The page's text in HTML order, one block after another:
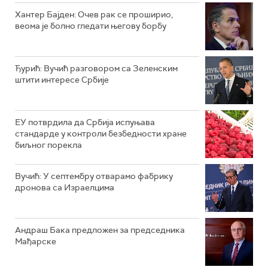
Хантер Бајден: Очев рак се проширио,
веома је болно гледати његову борбу
Ђурић: Вучић разговором са Зеленским
штити интересе Србије
ЕУ потврдила да Србија испуњава
стандарде у контроли безбедности хране
биљног порекла
Вучић: У септембру отварамо фабрику
дронова са Израелцима
Андраш Бакa предложен за председника
Мађарске